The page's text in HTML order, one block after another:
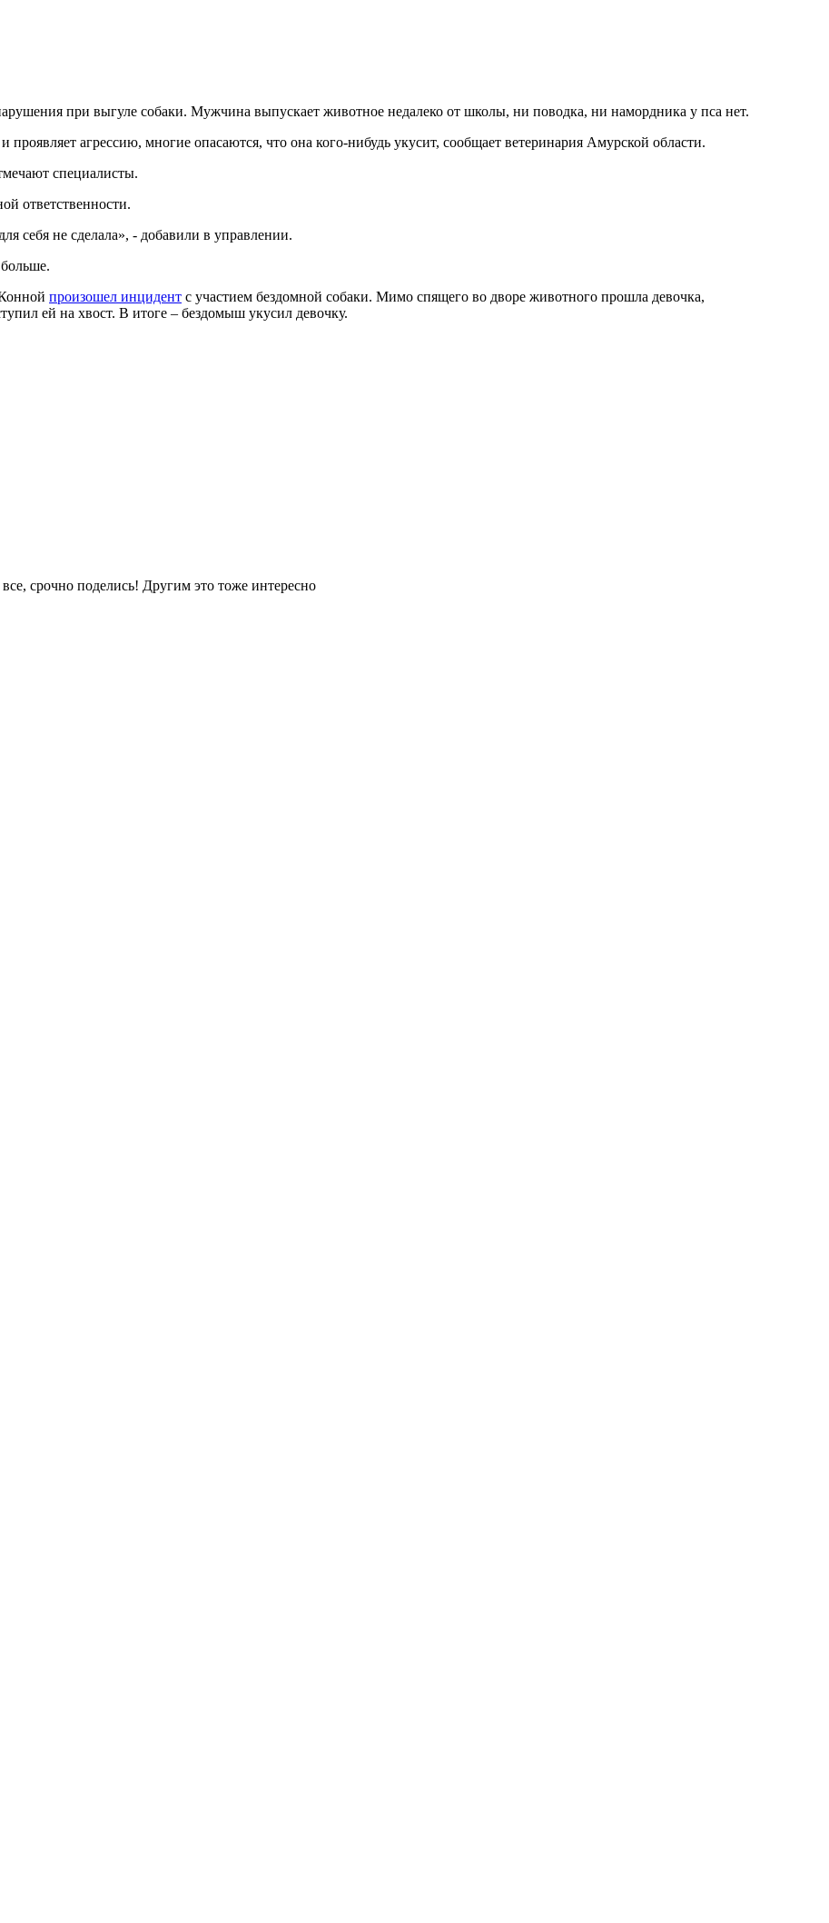
при выгуле собаки. Мужчина выпускает животное недалеко от школы, ни поводка, ни намордника у пса нет.
агрессию, многие опасаются, что она кого-нибудь укусит, сообщает ветеринария Амурской области.
специалисты.
ответственности.
себя не сделала», - добавили в управлении.
произошел инцидент с участием бездомной собаки. Мимо спящего во дворе животного прошла девочка,
ей на хвост. В итоге – бездомыш укусил девочку.
срочно поделись! Другим это тоже интересно